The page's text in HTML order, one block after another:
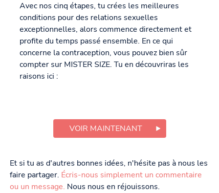
Avec nos cinq étapes, tu crées les meilleures
conditions pour des relations sexuelles
exceptionnelles, alors commence directement et
profite du temps passé ensemble. En ce qui
concerne la contraception, vous pouvez bien sûr
compter sur MISTER SIZE. Tu en découvriras les
raisons ici :
VOIR MAINTENANT
Et si tu as d'autres bonnes idées, n'hésite pas à nous les
faire partager. Écris-nous simplement un commentaire
ou un message. Nous nous en réjouissons.